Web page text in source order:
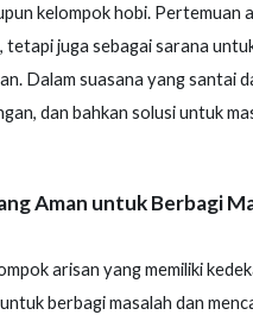
kelompok hobi. Pertemuan
tetapi juga sebagai sarana
Dalam suasana yang santai
dan bahkan solusi untuk
Aman untuk Berbagi
arisan yang memiliki
berbagi masalah dan